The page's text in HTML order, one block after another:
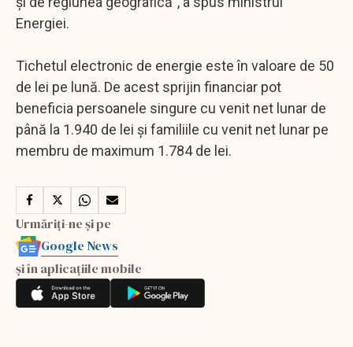
Energiei.
Tichetul electronic de energie este în valoare de 50
de lei pe lună. De acest sprijin financiar pot
beneficia persoanele singure cu venit net lunar de
până la 1.940 de lei şi familiile cu venit net lunar pe
membru de maximum 1.784 de lei.
Urmăriți-ne și pe
Google News
și în aplicațiile mobile